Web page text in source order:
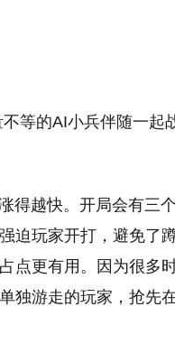
等的AI小兵伴随一起
得越快。开局会有三
迫玩家开打，避免了
点更有用。因为很多
独游走的玩家，抢先